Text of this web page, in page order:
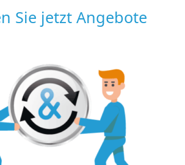
Sie jetzt Angebote